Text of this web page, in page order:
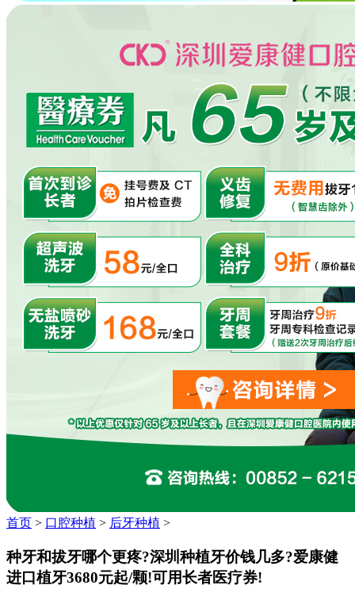
首页 > 口腔种植 > 后牙种植 >
种牙和拔牙哪个更疼?深圳种植牙价钱几多?爱康健
进口植牙3680元起/颗!可用长者医疗券!